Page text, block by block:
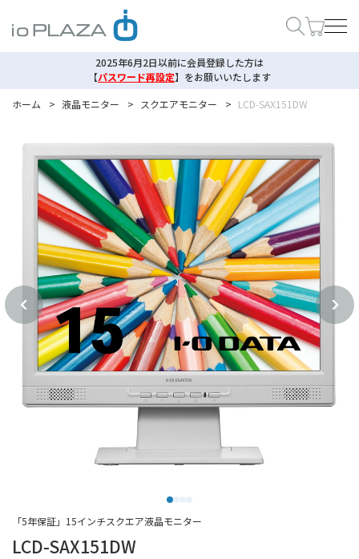
2025年6月2日以前に会員登録した方は
【パスワード再設定】 をお願いいたします
ホーム
> 液晶モニター > スクエアモニター > LCD-SAX151DW
LCD-SAX151DW
「5年保証」15インチスクエア液晶モニター